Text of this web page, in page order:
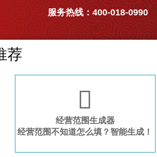
荐

经营范围生成器
经营范围不知道怎么填？智能生成！
服务热线：400-018-0990